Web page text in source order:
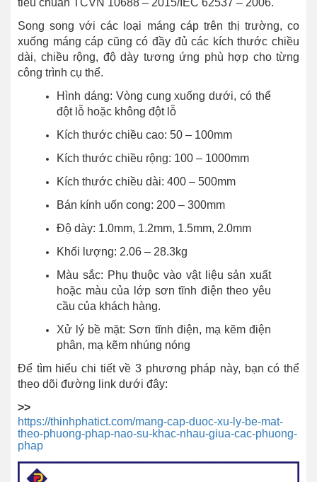
tiêu chuẩn TCVN 10688 – 2015/IEC 62537 – 2006.
Song song với các loại máng cáp trên thị trường, co
xuống máng cáp cũng có đầy đủ các kích thước chiều
dài, chiều rộng, độ dày tương ứng phù hợp cho từng
công trình cụ thể.
Hình dáng: Vòng cung xuống dưới, có thể
đột lỗ hoặc không đột lỗ
Kích thước chiều cao: 50 – 100mm
Kích thước chiều rộng: 100 – 1000mm
Kích thước chiều dài: 400 – 500mm
Bán kính uốn cong: 200 – 300mm
Độ dày: 1.0mm, 1.2mm, 1.5mm, 2.0mm
Khối lượng: 2.06 – 28.3kg
Màu sắc: Phụ thuộc vào vật liệu sản xuất
hoặc màu của lớp sơn tĩnh điện theo yêu
cầu của khách hàng.
Xử lý bề mặt: Sơn tĩnh điện, mạ kẽm điện
phân, mạ kẽm nhúng nóng
Để tìm hiểu chi tiết về 3 phương pháp này, bạn có thể
theo dõi đường link dưới đây:
>>
https://thinhphatict.com/mang-cap-duoc-xu-ly-be-mat-
theo-phuong-phap-nao-su-khac-nhau-giua-cac-phuong-
phap